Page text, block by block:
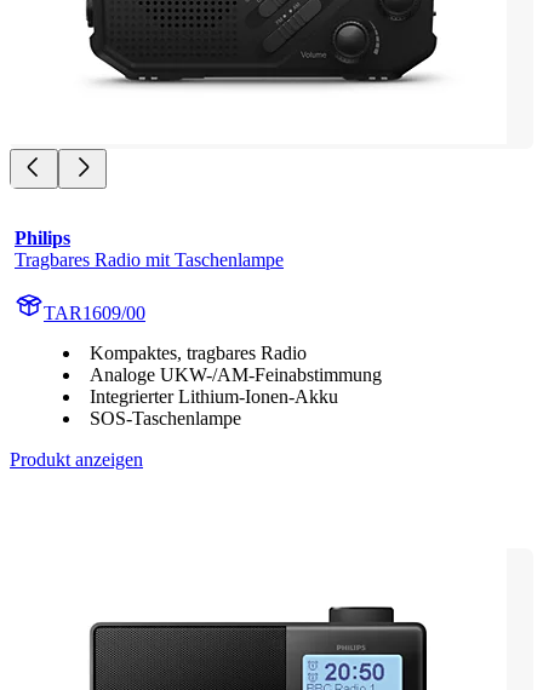
Philips
Tragbares Radio mit Taschenlampe
TAR1609/00
Kompaktes, tragbares Radio
Analoge UKW-/AM-Feinabstimmung
Integrierter Lithium-Ionen-Akku
SOS-Taschenlampe
Produkt anzeigen